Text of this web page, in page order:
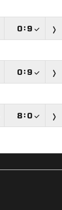
: 
: 
: 